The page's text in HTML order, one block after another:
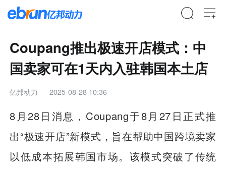
Coupang推出极速开店模式：中
国卖家可在1天内入驻韩国本土店
亿邦动力 2025-08-28 10:36
8月28日消息，Coupang于8月27日正式推
出“极速开店”新模式，旨在帮助中国跨境卖家
以低成本拓展韩国市场。该模式突破了传统